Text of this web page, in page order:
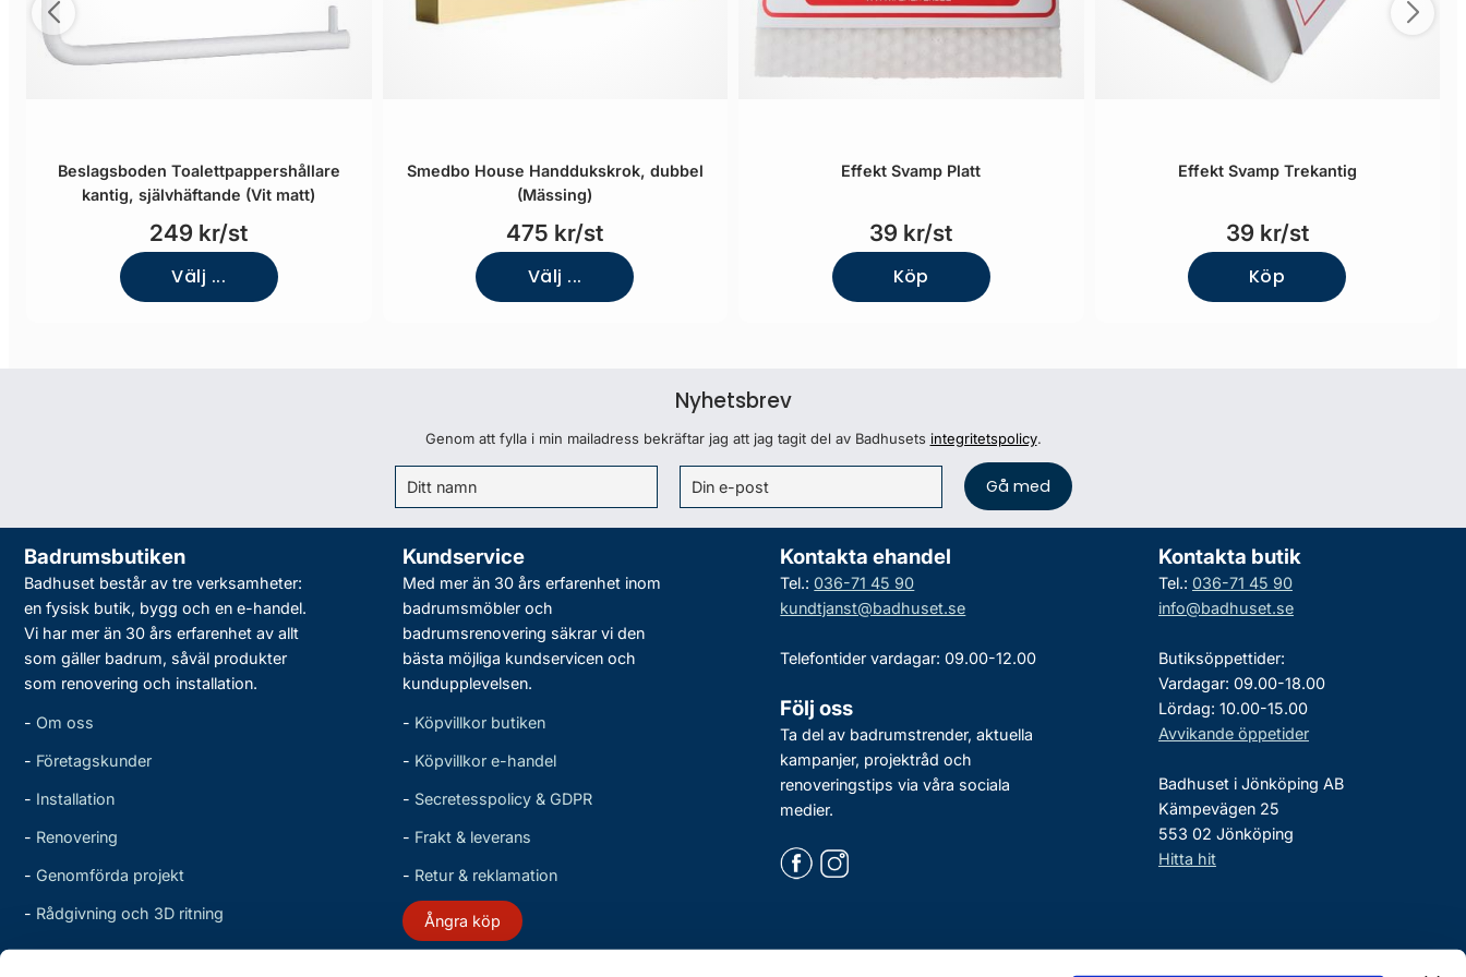
Beslagsboden Toalettpappershållare
kantig, självhäftande (Vit matt)
249 kr/st
Välj ...
Smedbo House Handdukskrok, dubbel
(Mässing)
475 kr/st
Välj ...
Effekt Svamp Platt
39 kr/st
Köp
Effekt Svamp Trekantig
39 kr/st
Köp
Nyhetsbrev
Genom att fylla i min mailadress bekräftar jag att jag tagit del av Badhusets integritetspolicy.
Badrumsbutiken
Badhuset består av tre verksamheter:
en fysisk butik, bygg och en e-handel.
Vi har mer än 30 års erfarenhet av allt
som gäller badrum, såväl produkter
som renovering och installation.
- Om oss
- Företagskunder
- Installation
- Renovering
- Genomförda projekt
- Rådgivning och 3D ritning
Kundservice
Med mer än 30 års erfarenhet inom
badrumsmöbler och
badrumsrenovering säkrar vi den
bästa möjliga kundservicen och
kundupplevelsen.
- Köpvillkor butiken
- Köpvillkor e-handel
- Secretesspolicy & GDPR
- Frakt & leverans
- Retur & reklamation
Ångra köp
Kontakta ehandel
Tel.: 036-71 45 90
kundtjanst@badhuset.se
Telefontider vardagar: 09.00-12.00
Följ oss
Ta del av badrumstrender, aktuella
kampanjer, projektråd och
renoveringstips via våra sociala
medier.
Kontakta butik
Tel.: 036-71 45 90
info@badhuset.se
Butiksöppettider:
Vardagar: 09.00-18.00
Lördag: 10.00-15.00
Avvikande öppetider
Badhuset i Jönköping AB
Kämpevägen 25
553 02 Jönköping
Hitta hit